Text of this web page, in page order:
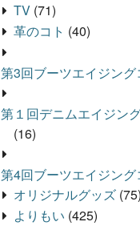
TV (71)
革のコト (40)
第3回ブーツエイジング
第１回デニムエイジン
(16)
第4回ブーツエイジング
オリジナルグッズ (75)
よりもい (425)